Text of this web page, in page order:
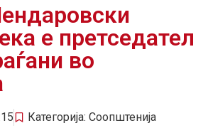
е претседател
во
Категорија: Соопштенија